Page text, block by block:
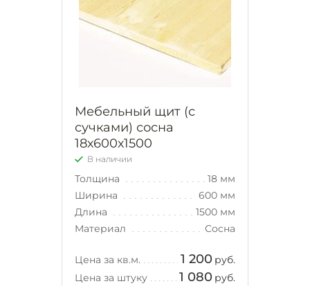
Мебельный щит (с
сучками) сосна
18х600х1500
В наличии
Толщина
18 мм
Ширина
600 мм
Длина
1500 мм
Материал
Сосна
Цена за кв.м. 1 200 руб.
Цена за штуку
1 080 руб.